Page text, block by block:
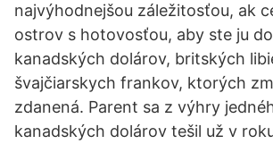
najvýhodnejšou záležitosťou, ak
ostrov s hotovosťou, aby ste ju
kanadských dolárov, britských
švajčiarskych frankov, ktorých
zdanená. Parent sa z výhry
kanadských dolárov tešil už v